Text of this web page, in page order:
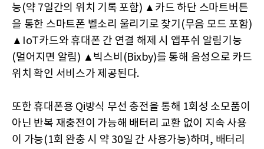
능(약 7일간의 위치 기록 포함) ▲카드 하단 스마트버튼
을 통한 스마트폰 벨소리 울리기로 찾기(무음 모드 포함)
▲IoT카드와 휴대폰 간 연결 해제 시 앱푸쉬 알림기능
(멀어지면 알림) ▲빅스비(Bixby)를 통해 음성으로 카드
위치 확인 서비스가 제공된다.
또한 휴대폰용 Qi방식 무선 충전을 통해 1회성 소모품이
아닌 반복 재충전이 가능해 배터리 교환 없이 지속 사용
이 가능(1회 완충 시 약 30일 간 사용가능)하며, 배터리